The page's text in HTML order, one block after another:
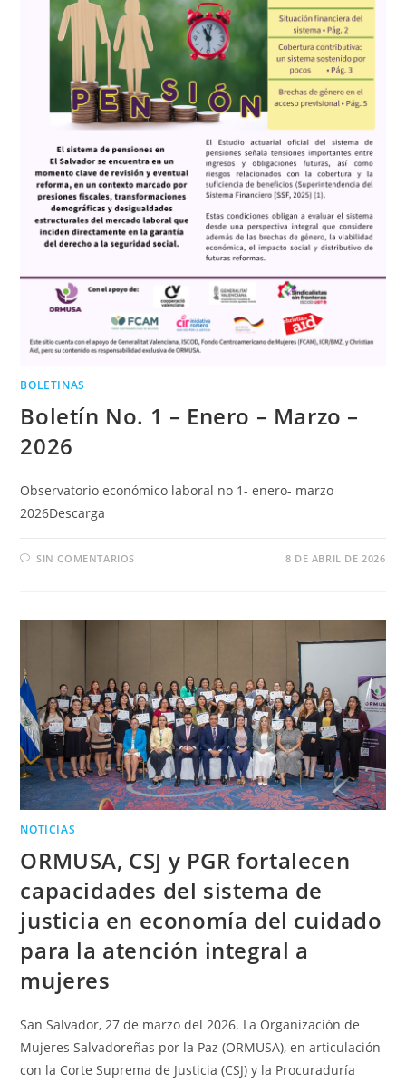
BOLETINAS
Boletín No. 1 – Enero – Marzo –
2026
Observatorio económico laboral no 1- enero- marzo
2026Descarga
SIN COMENTARIOS 8 DE ABRIL DE 2026
NOTICIAS
ORMUSA, CSJ y PGR fortalecen
capacidades del sistema de
justicia en economía del cuidado
para la atención integral a
mujeres
San Salvador, 27 de marzo del 2026. La Organización de
Mujeres Salvadoreñas por la Paz (ORMUSA), en articulación
con la Corte Suprema de Justicia (CSJ) y la Procuraduría